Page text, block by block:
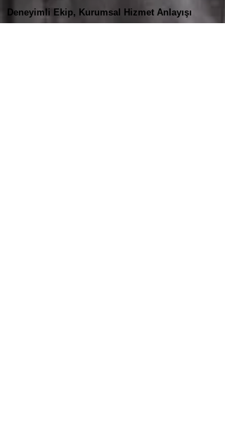
Deneyimli Ekip, Kurumsal Hizmet Anlayışı